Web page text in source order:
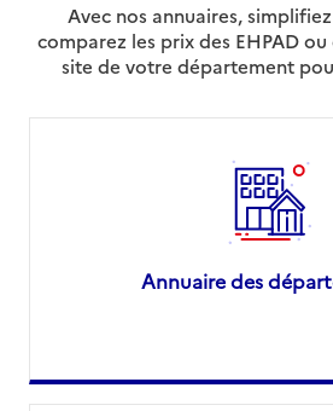
Avec nos annuaires,
comparez les prix des EHPAD
site de votre département
Annuaire des